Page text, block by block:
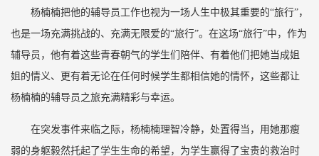
杨楠楠把他的辅导员工作也视为一场人生中极其重要的“旅行”，
也是一场充满挑战的、充满无限爱的“旅行”。在这场“旅行”中，作为
辅导员，他有着这些青春朝气的学生们陪伴、有着他们把她当成姐
姐的情义、更有着无论在任何时候学生都相信她的情怀，这些都让
杨楠楠的辅导员之旅充满精彩与幸运。
在突发事件来临之际，杨楠楠理智冷静，处置得当，用她那瘦
弱的身躯毅然托起了学生生命的希望，为学生赢得了宝贵的救治时